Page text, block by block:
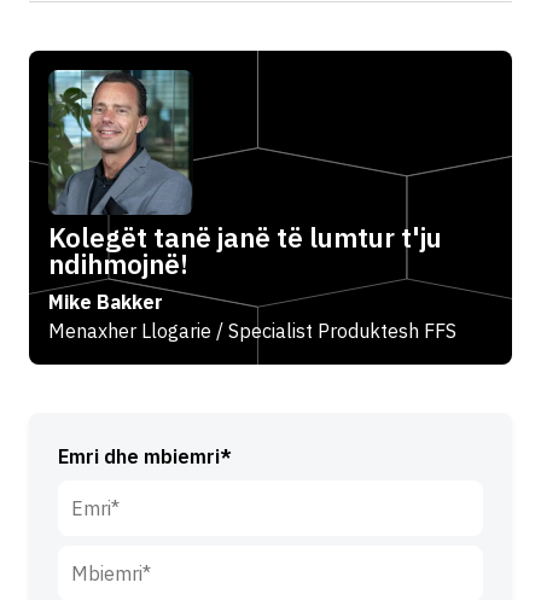
Emri dhe mbiemri*
Kolegët tanë janë të lumtur t'ju
ndihmojnë!
Mike Bakker
Menaxher Llogarie / Specialist Produktesh FFS